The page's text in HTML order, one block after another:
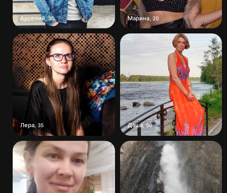
Арсений,30 Марина, 20
Лера ,35 Даша,50